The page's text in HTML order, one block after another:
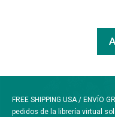
FREE SHIPPING USA / ENVÍO
pedidos de la librería virtual